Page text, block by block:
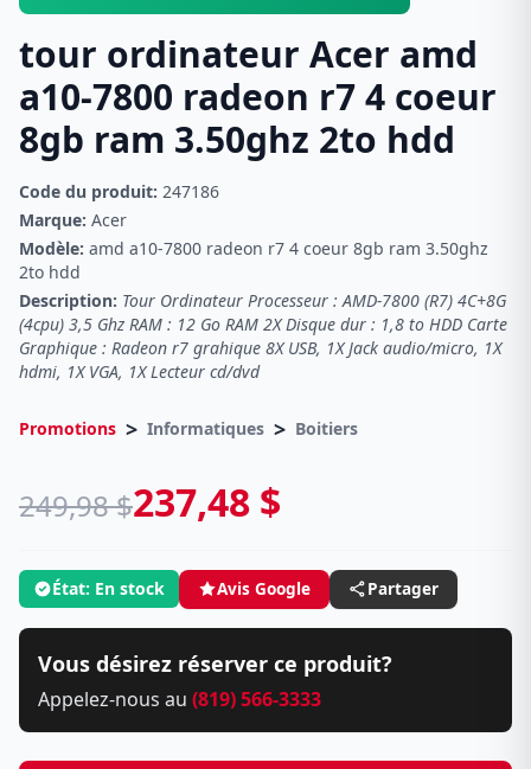
tour ordinateur Acer amd
a10-7800 radeon r7 4 coeur
8gb ram 3.50ghz 2to hdd
Code du produit: 247186
Marque: Acer
Modèle: amd a10-7800 radeon r7 4 coeur 8gb ram 3.50ghz
2to hdd
Description: Tour Ordinateur Processeur : AMD-7800 (R7) 4C+8G
(4cpu) 3,5 Ghz RAM : 12 Go RAM 2X Disque dur : 1,8 to HDD Carte
Graphique : Radeon r7 grahique 8X USB, 1X Jack audio/micro, 1X
hdmi, 1X VGA, 1X Lecteur cd/dvd
Promotions > Informatiques > Boitiers
249,98 $237,48 $
État: En stock Avis Google Partager
Vous désirez réserver ce produit?
Appelez-nous au (819) 566-3333